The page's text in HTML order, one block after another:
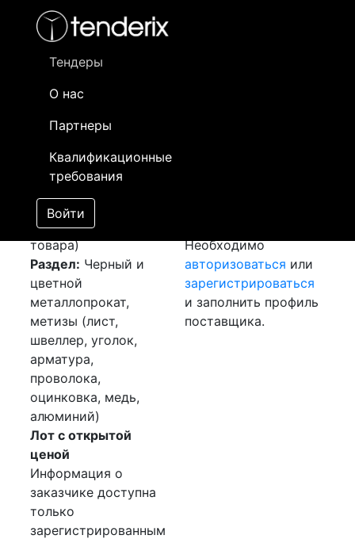
Тендеры
О нас
Партнеры
Квалификационные
требования
Войти
- активный лот
- сохраненный лот (не опубликован)
Закупка: Лист
оцинковка в рулонах
[Завершен]
Лот №:2617
АУКЦИОН (покупка
товара)
Раздел: Черный и
цветной
металлопрокат,
метизы (лист,
швеллер, уголок,
арматура,
проволока,
оцинковка, медь,
алюминий)
Лот с открытой
ценой
Информация о
заказчике доступна
только
зарегистрированным
Необходимо
авторизоваться или
зарегистрироваться
и заполнить профиль
поставщика.